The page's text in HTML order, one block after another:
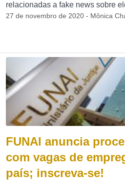
relacionadas a fake news sobre
27 de novembro de 2020 - Mônica
FUNAI anuncia
com vagas de
país; inscreva-se!